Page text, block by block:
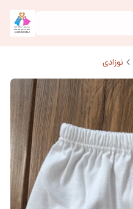
نوزادی